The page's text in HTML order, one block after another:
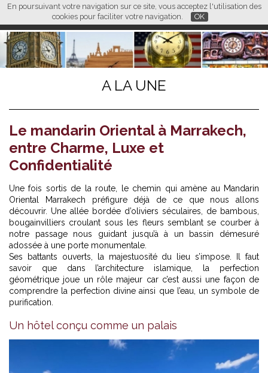
En poursuivant votre navigation sur ce site, vous acceptez l'utilisation des
cookies pour faciliter votre navigation.
OK
FR EN CN
L M
A LA UNE
Le mandarin Oriental à Marrakech,
entre Charme, Luxe et
Confidentialité
Une fois sortis de la route, le chemin qui amène au Mandarin
Oriental Marrakech préfigure déjà de ce que nous allons
découvrir. Une allée bordée d’oliviers séculaires, de bambous,
bougainvilliers croulant sous les fleurs semblant se courber à
notre passage nous guidant jusqu’à à un bassin démesuré
adossée à une porte monumentale.
Ses battants ouverts, la majestuosité du lieu s’impose. Il faut
savoir que dans l’architecture islamique, la perfection
géométrique joue un rôle majeur car c’est aussi une façon de
comprendre la perfection divine ainsi que l’eau, un symbole de
purification.
Un hôtel conçu comme un palais